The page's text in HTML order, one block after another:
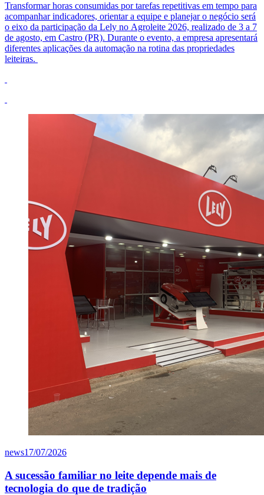
Transformar horas consumidas por tarefas repetitivas em tempo para
acompanhar indicadores, orientar a equipe e planejar o negócio será
o eixo da participação da Lely no Agroleite 2026, realizado de 3 a 7
de agosto, em Castro (PR). Durante o evento, a empresa apresentará
diferentes aplicações da automação na rotina das propriedades
leiteiras.
news17/07/2026
A sucessão familiar no leite depende mais de
tecnologia do que de tradição